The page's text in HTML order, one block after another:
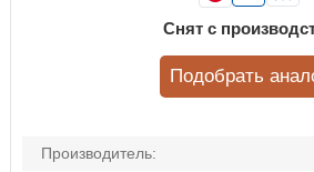
Производитель:
Снят с
Подобрать